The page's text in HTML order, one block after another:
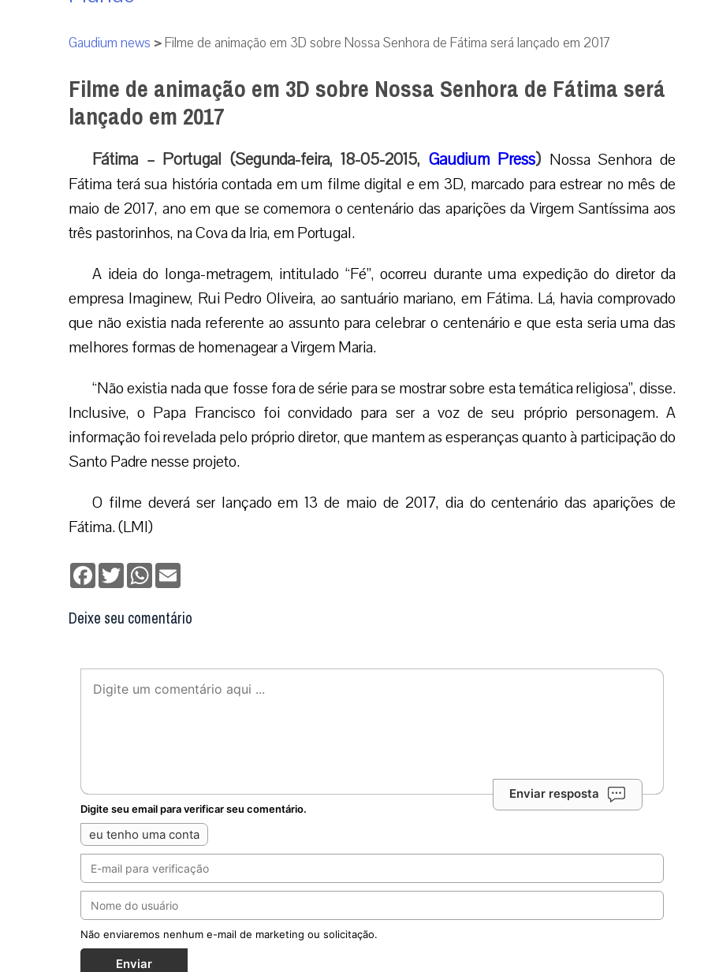
Gaudium news >Filme de animação em 3D sobre Nossa Senhora de Fátima será lançado em 2017
Filme de animação em 3D sobre Nossa Senhora de Fátima será
lançado em 2017
Fátima – Portugal (Segunda-feira, 18-05-2015, Gaudium Press) Nossa Senhora de
Fátima terá sua história contada em um filme digital e em 3D, marcado para estrear no mês de
maio de 2017, ano em que se comemora o centenário das aparições da Virgem Santíssima aos
três pastorinhos, na Cova da Iria, em Portugal.
A ideia do longa-metragem, intitulado “Fé”, ocorreu durante uma expedição do diretor da
empresa Imaginew, Rui Pedro Oliveira, ao santuário mariano, em Fátima. Lá, havia comprovado
que não existia nada referente ao assunto para celebrar o centenário e que esta seria uma das
melhores formas de homenagear a Virgem Maria.
“Não existia nada que fosse fora de série para se mostrar sobre esta temática religiosa”, disse.
Inclusive, o Papa Francisco foi convidado para ser a voz de seu próprio personagem. A
informação foi revelada pelo próprio diretor, que mantem as esperanças quanto à participação do
Santo Padre nesse projeto.
O filme deverá ser lançado em 13 de maio de 2017, dia do centenário das aparições de
Fátima. (LMI)
Facebook
TwitterWhatsApp
Deixe seu comentário
Enviar resposta
Digite seu email para verificar seu comentário.
eu tenho uma conta
Não enviaremos nenhum e-mail de marketing ou solicitação.
Enviar